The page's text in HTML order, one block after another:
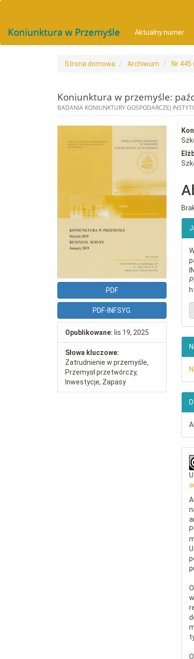
Koniunktura w Przemyśle Aktualny numer
Strona domowa Archiwum Nr
Koniunktura w przemyśle:
BADANIA KONIUNKTURY GOSPODARCZEJ
PDF
PDF-INF.SYG.
Opublikowane: lis 19, 2025
Słowa kluczowe:
Zatrudnienie w przemyśle,
Przemysł przetwórczy,
Inwestycje, Zapasy